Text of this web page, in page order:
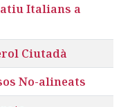
Italians a
Ciutadà
No-alineats